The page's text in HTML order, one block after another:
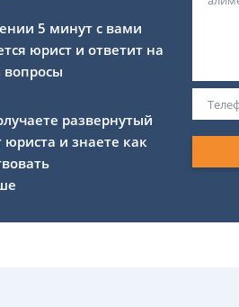
5 минут с вами
юрист и ответит на
развернутый
юриста и знаете как